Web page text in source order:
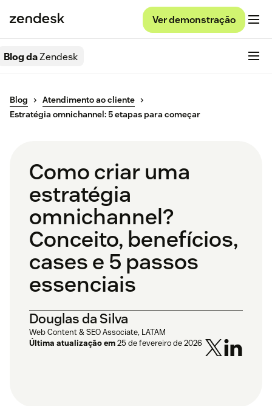
Ver demonstração
Blog daZendesk
Blog
Atendimento ao cliente
Estratégia omnichannel: 5 etapas para começar
Como criar uma
estratégia
omnichannel?
Conceito, benefícios,
cases e 5 passos
essenciais
Douglas da Silva
Web Content & SEO Associate, LATAM
Última atualização em25 de fevereiro de 2026